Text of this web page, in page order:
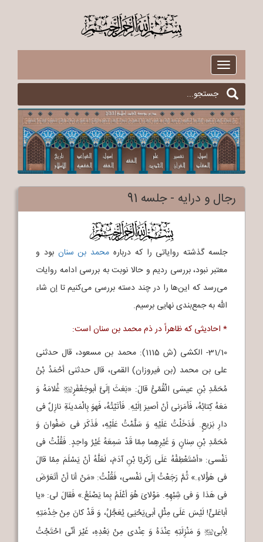
$
Toggle
navigation
رجال و درایه - جلسه 91
$
جلسه گذشته روایاتی را که درباره محمد بن سنان بود و
معتبر نبود، بررسی ردیم و حالا نوبت به بررسی ادامه روایات
می‌رسد که این‌ها را در چند دسته بررسی می‌کنیم تا إن شاء
الله به جمع‌بندی نهایی برسیم.
* احادیثی که ظاهراً در ذم محمد بن سنان است:
31/10- الکشی (ش 1115): محمد بن مسعود، قال حدثنی
علی بن محمد (بن فیروزان) القمی، قال حدثنی أحْمَدُ بْنُ
مُحَمَّدِ بْنِ عیسَی الْقُمّیُّ قالَ: «بَعَثَ إلَیَّ أبوجَعْفَرٍj غُلامَهُ وَ
مَعَهُ کِتابُهُ، فَأمَرَنی أنْ أصیرَ إلَیْهِ. فَأتَیْتُهُ، فَهوَ بِالْمَدینَةِ نازِلٌ فی
دارِ بَزیعٍ. فَدَخَلْتُ عَلَیْهِ وَ سَلَّمْتُ عَلَیْهِ، فَذَکَرَ فی صَفْوانَ وَ
مُحَمَّدِ بْنِ سِنانٍ وَ غَیْرِهِما مِمّا قَدْ سَمِعَهُ غَیْرُ واحِدٍ. فَقُلْتُ فی
نَفْسی: «أسْتَعْطِفُهُ عَلَی زَکَریّا بْنِ آدَمَ، لَعَلَّهُ أنْ یَسْلَمَ مِمّا قالَ
فی هَؤُلاءِ.» ثُمَّ رَجَعْتُ إلَی نَفْسی، فَقُلْتُ: «مَنْ أنا أنْ أتَعَرَّضَ
فی هَذا وَ فی شِبْهِهِ. مَوْلایَ هُوَ أعْلَمُ بِما یَصْنَعُ.» فَقالَ لی: «یا
أباعَلیٍّ! لَیْسَ عَلَی مِثْلِ أبی‌یَحْیَی یُعَجَّلُ، وَ قَدْ کانَ مِنْ خِدْمَتِهِ
لِأبیj وَ مَنْزِلَتِهِ عِنْدَهُ وَ عِنْدی مِنْ بَعْدِهِ، غَیْرَ أنّی احْتَجْتُ